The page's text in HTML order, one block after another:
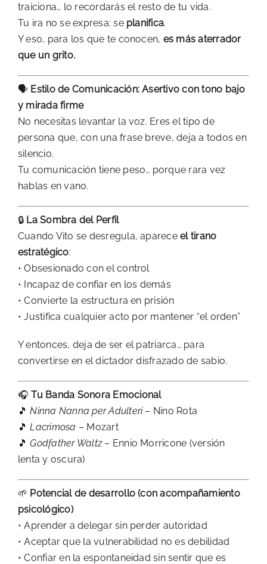
traiciona… lo recordarás el resto de tu vida.
Tu ira no se expresa: se planifica.
Y eso, para los que te conocen, es más aterrador
que un grito.
🗣️ Estilo de Comunicación: Asertivo con tono bajo
y mirada firme
No necesitas levantar la voz. Eres el tipo de
persona que, con una frase breve, deja a todos en
silencio.
Tu comunicación tiene peso… porque rara vez
hablas en vano.
🔒 La Sombra del Perfil
Cuando Vito se desregula, apareceel tirano
estratégico:
• Obsesionado con el control
• Incapaz de confiar en los demás
• Convierte la estructura en prisión
• Justifica cualquier acto por mantener “el orden”
Y entonces, deja de ser el patriarca… para
convertirse en el dictador disfrazado de sabio.
🎧Tu Banda Sonora Emocional
🎵Ninna Nanna per Adulteri– Nino Rota
🎵Lacrimosa – Mozart
🎵Godfather Waltz– Ennio Morricone (versión
lenta y oscura)
🌱 Potencial de desarrollo (con acompañamiento
psicológico)
• Aprender a delegar sin perder autoridad
• Aceptar que la vulnerabilidad no es debilidad
• Confiar en la espontaneidad sin sentir que es